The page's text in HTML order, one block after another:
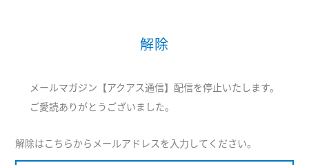
解除
メールマガジン【アクアス通信】配信を停止いたします。
ご愛読ありがとうございました。
解除はこちらからメールアドレスを入力してください。